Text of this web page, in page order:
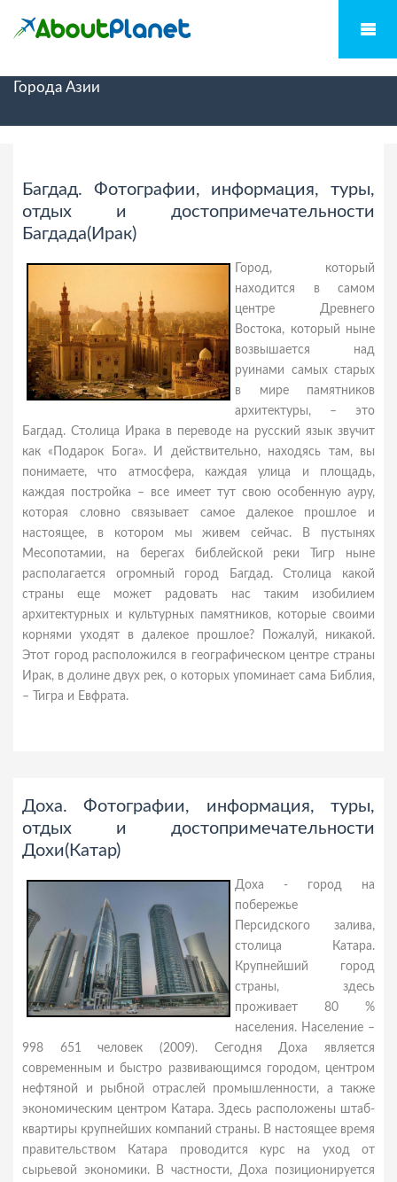
Города Азии
Багдад. Фотографии, информация, туры,
отдых и достопримечательности
Багдада(Ирак)
Город, который
находится в самом
центре Древнего
Востока, который ныне
возвышается над
руинами самых старых
в мире памятников
архитектуры, – это
Багдад. Столица Ирака в переводе на русский язык звучит
как «Подарок Бога». И действительно, находясь там, вы
понимаете, что атмосфера, каждая улица и площадь,
каждая постройка – все имеет тут свою особенную ауру,
которая словно связывает самое далекое прошлое и
настоящее, в котором мы живем сейчас. В пустынях
Месопотамии, на берегах библейской реки Тигр ныне
располагается огромный город Багдад. Столица какой
страны еще может радовать нас таким изобилием
архитектурных и культурных памятников, которые своими
корнями уходят в далекое прошлое? Пожалуй, никакой.
Этот город расположился в географическом центре страны
Ирак, в долине двух рек, о которых упоминает сама Библия,
– Тигра и Евфрата.
Доха. Фотографии, информация, туры,
отдых и достопримечательности
Дохи(Катар)
Доха - город на
побережье
Персидского залива,
столица Катара.
Крупнейший город
страны, здесь
проживает 80 %
населения. Население –
998 651 человек (2009). Сегодня Доха является
современным и быстро развивающимся городом, центром
нефтяной и рыбной отраслей промышленности, а также
экономическим центром Катара. Здесь расположены штаб-
квартиры крупнейших компаний страны. В настоящее время
правительством Катара проводится курс на уход от
сырьевой экономики. В частности, Доха позиционируется